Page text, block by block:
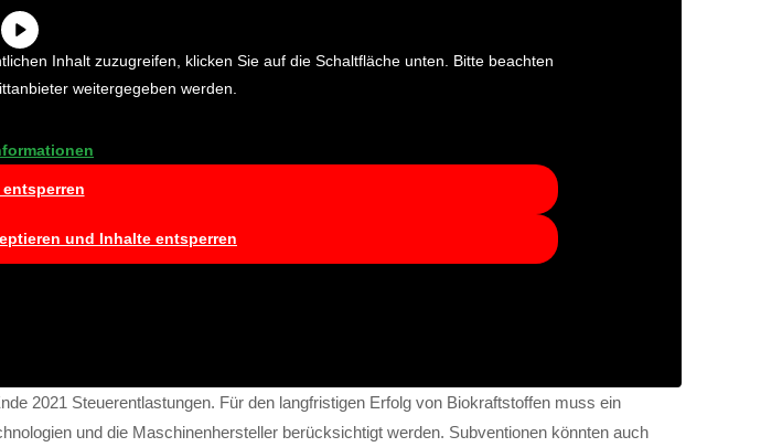
Inhalt zuzugreifen, klicken Sie auf die Schaltfläche unten. Bitte beachten
weitergegeben werden.
und Inhalte entsperren
2021 Steuerentlastungen. Für den langfristigen Erfolg von Biokraftstoffen muss ein
und die Maschinenhersteller berücksichtigt werden. Subventionen könnten auch